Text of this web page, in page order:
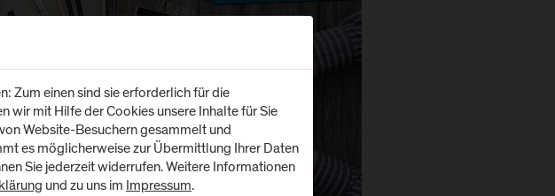
Zum einen sind sie erforderlich für die
wir mit Hilfe der Cookies unsere Inhalte für Sie
Website-Besuchern gesammelt und
es möglicherweise zur Übermittlung Ihrer Daten
Sie jederzeit widerrufen. Weitere Informationen
und zu uns im Impressum.